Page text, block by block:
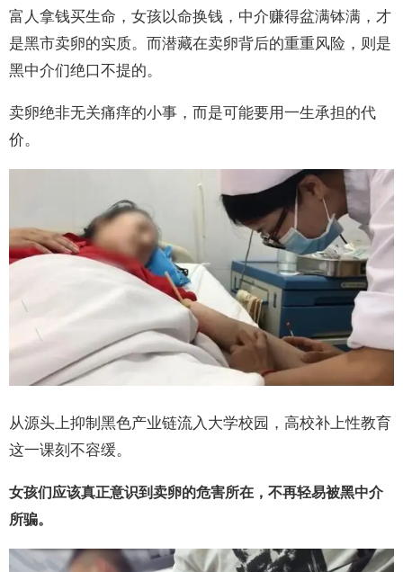
富人拿钱买生命，女孩以命换钱，中介赚得盆满钵满，才
是黑市卖卵的实质。而潜藏在卖卵背后的重重风险，则是
黑中介们绝口不提的。
卖卵绝非无关痛痒的小事，而是可能要用一生承担的代
价。
从源头上抑制黑色产业链流入大学校园，高校补上性教育
这一课刻不容缓。
女孩们应该真正意识到卖卵的危害所在，不再轻易被黑中介
所骗。